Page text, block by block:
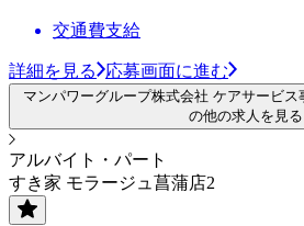
交通費支給
詳細を見る 応募画面に進む
マンパワーグループ株式会社 ケアサービ
の他の求人を見る
アルバイト・パート
すき家 モラージュ菖蒲店2